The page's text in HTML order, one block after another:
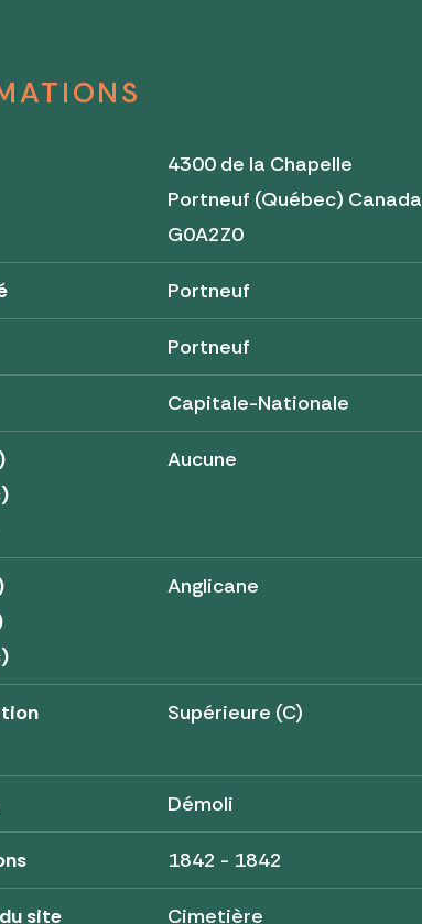
4300 de la Chapelle
Portneuf (Québec) Canada
G0A2Z0
Portneuf
Portneuf
Capitale-Nationale
Aucune
Anglicane
Supérieure (C)
Démoli
1842 - 1842
site Cimetière